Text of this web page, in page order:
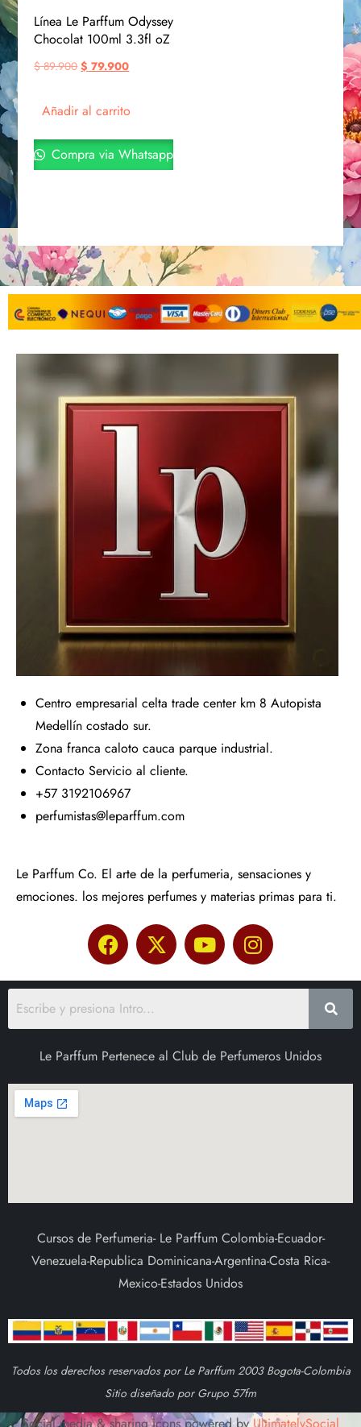
Línea Le Parffum Odyssey
Chocolat 100ml 3.3fl oZ
$89.900 $ 79.900
Añadir al carrito
Compra via Whatsapp
Centro empresarial celta trade center km 8 Autopista
Medellín costado sur.
Zona franca caloto cauca parque industrial.
Contacto Servicio al cliente.
+57 3192106967
perfumistas@leparffum.com
Le Parffum Co. El arte de la perfumeria, sensaciones y
emociones. los mejores perfumes y materias primas para ti.
Le Parffum Pertenece al Club de Perfumeros Unidos
Cursos de Perfumeria- Le Parffum Colombia-Ecuador-
Venezuela-Republica Dominicana-Argentina-Costa Rica-
Mexico-Estados Unidos
Todos los derechos reservados por Le Parffum 2003 Bogota-Colombia
Sitio diseñado por Grupo 57fm